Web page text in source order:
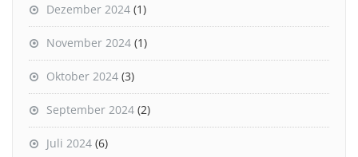
Dezember 2024 (1)
November 2024 (1)
Oktober 2024 (3)
September 2024 (2)
Juli 2024 (6)